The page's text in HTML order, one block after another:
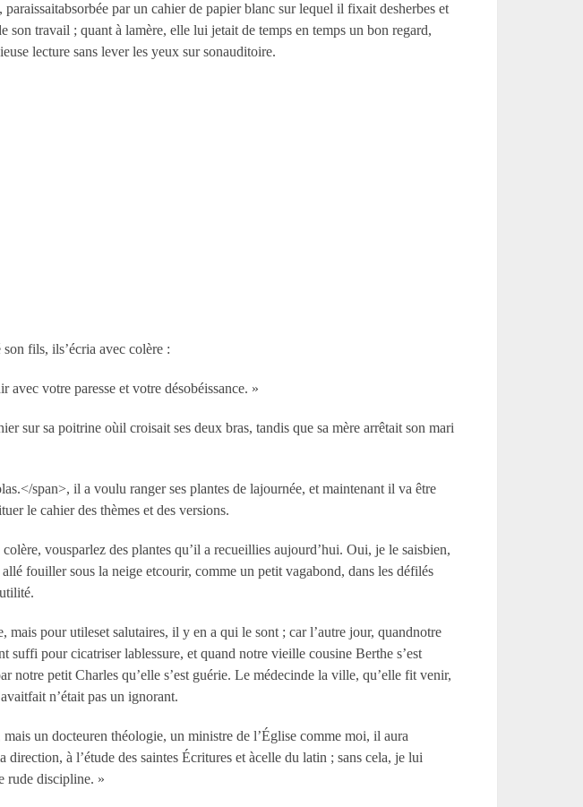
par un cahier de papier blanc sur lequel il fixait desherbes et
son travail ; quant à lamère, elle lui jetait de temps en temps un bon regard,
lecture sans lever les yeux sur sonauditoire.
fils, ils’écria avec colère :
votre paresse et votre désobéissance. »
sur sa poitrine oùil croisait ses deux bras, tandis que sa mère arrêtait son mari
span>, il a voulu ranger ses plantes de lajournée, et maintenant il va être
le cahier des thèmes et des versions.
vousparlez des plantes qu’il a recueillies aujourd’hui. Oui, je le saisbien,
fouiller sous la neige etcourir, comme un petit vagabond, dans les défilés
pour utileset salutaires, il y en a qui le sont ; car l’autre jour, quandnotre
suffi pour cicatriser lablessure, et quand notre vieille cousine Berthe s’est
notre petit Charles qu’elle s’est guérie. Le médecinde la ville, qu’elle fit venir,
n’était pas un ignorant.
un docteuren théologie, un ministre de l’Église comme moi, il aura
à l’étude des saintes Écritures et àcelle du latin ; sans cela, je lui
rude discipline. »